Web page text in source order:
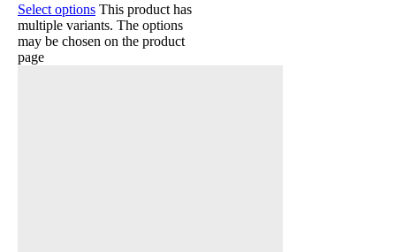
Select options This product has
multiple variants. The options
may be chosen on the product
page